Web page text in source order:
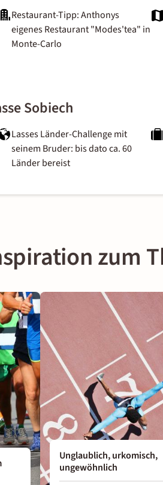
Restaurant-Tipp: Anthonys
eigenes Restaurant "Modes'tea" in
Monte-Carlo
Sobiech
Lasses Länder-Challenge mit
seinem Bruder: bis dato ca. 60
Länder bereist
zum
Unglaublich, urkomisch,
ungewöhnlich